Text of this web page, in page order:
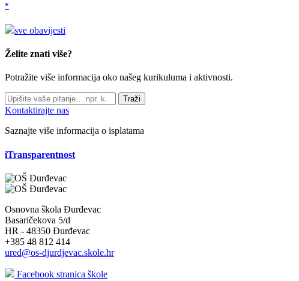
*
sve obavijesti
Želite znati više?
Potražite više informacija oko našeg kurikuluma i aktivnosti.
Traži
Kontaktirajte nas
Saznajte više informacija o isplatama
iTransparentnost
Osnovna škola Đurđevac
Basaričekova 5/d
HR - 48350 Đurđevac
+385 48 812 414
ured@os-djurdjevac.skole.hr
Facebook stranica škole